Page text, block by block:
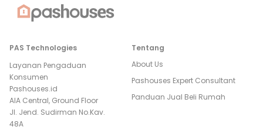
PAS Technologies
Layanan Pengaduan
Konsumen
Pashouses.id
AIA Central, Ground Floor
Jl. Jend. Sudirman No.Kav.
48A
Tentang
About Us
Pashouses Expert Consultant
Panduan Jual Beli Rumah